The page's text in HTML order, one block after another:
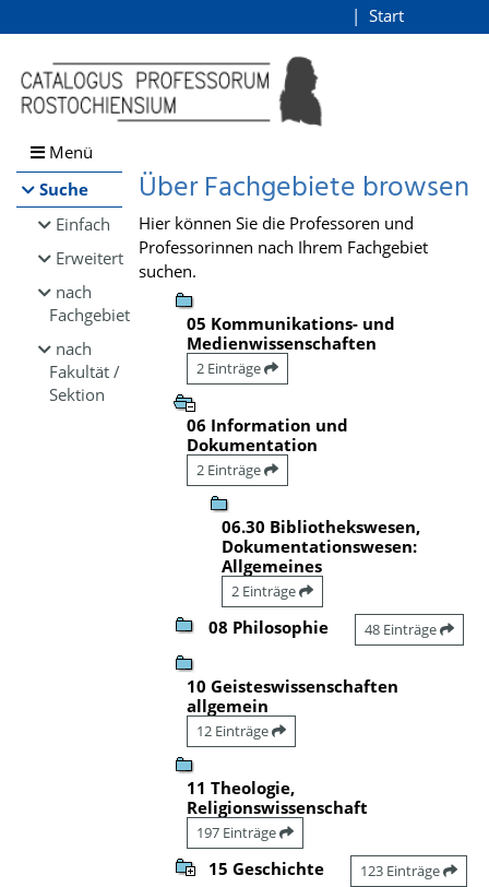
Browsen
direkt zum Inhalt
Start
Menü
Suche
Einfach
Erweitert
nach
Fachgebiet
nach
Fakultät /
Sektion
Über Fachgebiete browsen
Hier können Sie die Professoren und
Professorinnen nach Ihrem Fachgebiet
suchen.
05 Kommunikations- und
Medienwissenschaften
2 Einträge
06 Information und
Dokumentation
2 Einträge
06.30 Bibliothekswesen,
Dokumentationswesen:
Allgemeines
2 Einträge
08 Philosophie 48 Einträge
10 Geisteswissenschaften
allgemein
12 Einträge
11 Theologie,
Religionswissenschaft
197 Einträge
15 Geschichte 123 Einträge